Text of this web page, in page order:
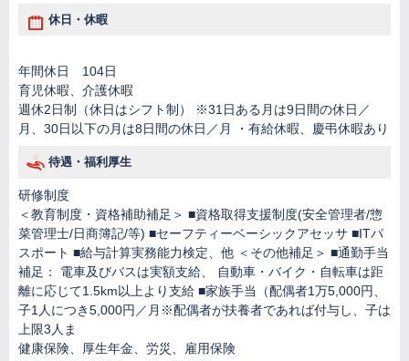
休日・休暇
年間休日 104日
育児休暇、介護休暇
週休2日制（休日はシフト制） ※31日ある月は9日間の休日／
月、30日以下の月は8日間の休日／月 ・有給休暇、慶弔休暇あり
待遇・福利厚生
研修制度
＜教育制度・資格補助補足＞ ■資格取得支援制度(安全管理者/惣
菜管理士/日商簿記/等) ■セーフティーベーシックアセッサ ■ITパ
スポート ■給与計算実務能力検定、他 ＜その他補足＞ ■通勤手当
補足： 電車及びバスは実額支給、 自動車・バイク・自転車は距
離に応じて1.5km以上より支給 ■家族手当（配偶者1万5,000円、
子1人につき5,000円／月※配偶者が扶養者であれば付与し、子は
上限3人ま
健康保険、厚生年金、労災、雇用保険